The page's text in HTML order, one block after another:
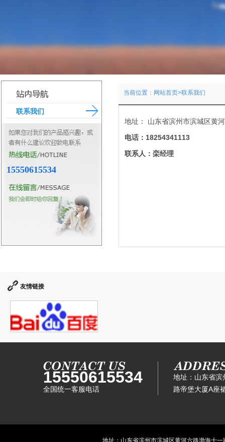
当前位置： 网站首页>联系我们
地址： 山东省滨州市滨城区黄
电话：18254341113
联系人：栾经理
联系我们
15550615534
友情链接
15550615534
全国统一客服电话
地址：山东省滨
路帝堡大厦A座
地址：山东省滨州市滨城区黄河六路渤海十